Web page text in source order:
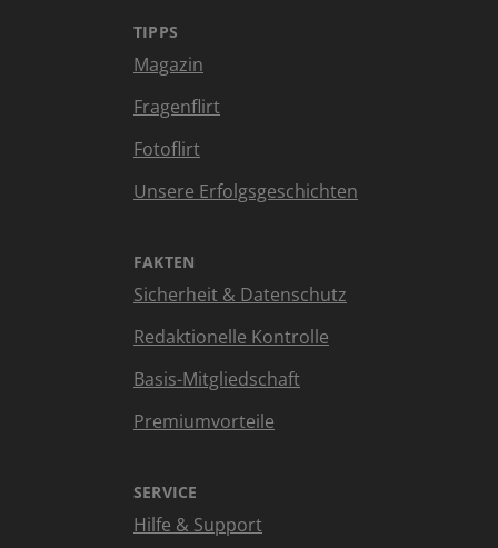
TIPPS
Magazin
Fragenflirt
Fotoflirt
Unsere Erfolgsgeschichten
FAKTEN
Sicherheit & Datenschutz
Redaktionelle Kontrolle
Basis-Mitgliedschaft
Premiumvorteile
SERVICE
Hilfe & Support